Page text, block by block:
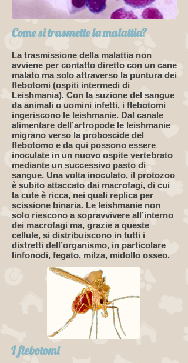
Come si trasmette la malattia?
La trasmissione della malattia non
avviene per contatto diretto con un cane
malato ma solo attraverso la puntura dei
flebotomi (ospiti intermedi di
Leishmania). Con la suzione del sangue
da animali o uomini infetti, i flebotomi
ingeriscono le leishmanie. Dal canale
alimentare dell’artropode le leishmanie
migrano verso la proboscide del
flebotomo e da qui possono essere
inoculate in un nuovo ospite vertebrato
mediante un successivo pasto di
sangue. Una volta inoculato, il protozoo
è subito attaccato dai macrofagi, di cui
la cute è ricca, nei quali replica per
scissione binaria. Le leishmanie non
solo riescono a sopravvivere all’interno
dei macrofagi ma, grazie a queste
cellule, si distribuiscono in tutti i
distretti dell’organismo, in particolare
linfonodi, fegato, milza, midollo osseo.
I flebotomi